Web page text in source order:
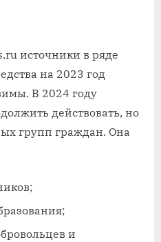
источники в ряде
на 2023 год
В 2024 году
действовать, но
групп граждан. Она
и